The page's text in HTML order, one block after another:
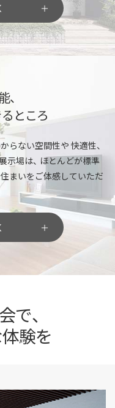
、
るところ
らない空間性や 快適性、
示場は、 ほとんどが標準
まいをご体感していただ
で、
験を